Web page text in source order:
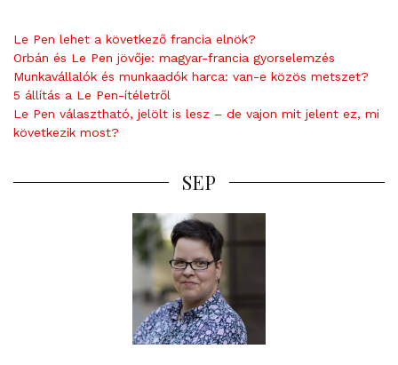
t
Le Pen lehet a következő francia elnök?
Orbán és Le Pen jövője: magyar-francia gyorselemzés
Munkavállalók és munkaadók harca: van-e közös metszet?
5 állítás a Le Pen-ítéletről
Le Pen választható, jelölt is lesz – de vajon mit jelent ez, mi
következik most?
SEP